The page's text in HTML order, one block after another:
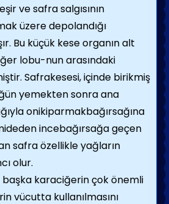
ve safra salgısının
üzere depolandığı
Bu küçük kese organın alt
lobu-nun arasındaki
Safra­kesesi, içinde birikmiş
yemekten sonra ana
onikiparmakbağırsağına
incebağırsağa geçen
safra özellikle yağların
olur.
başka karaciğerin çok önemli
vücutta kullanıl­masını